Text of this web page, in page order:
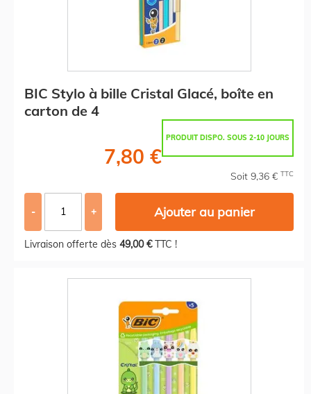
BIC Stylo à bille Cristal Glacé, boîte en
carton de 4
PRODUIT DISPO. SOUS 2-10 JOURS
7,80 €
Soit 9,36 € TTC
- + Ajouter au panier
Livraison offerte dès 49,00 €TTC !